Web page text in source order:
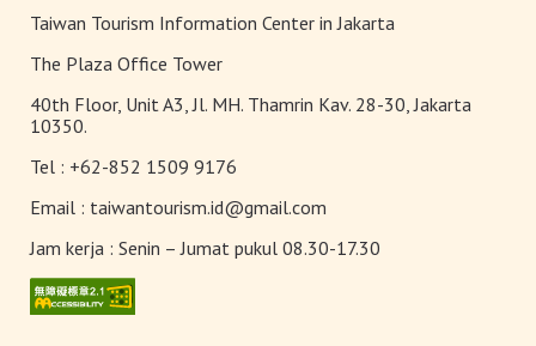
Alishan
Taiwan Tourism Information Center in Jakarta
The Plaza Office Tower
40th Floor, Unit A3, Jl. MH. Thamrin Kav. 28-30, Jakarta
10350.
Tel : +62-852 1509 9176
Email : taiwantourism.id@gmail.com
Jam kerja : Senin – Jumat pukul 08.30-17.30